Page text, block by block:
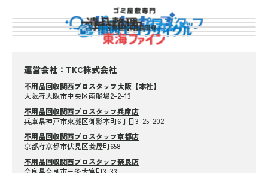
運営会社：TKC株式会社
不用品回収関西プロスタッフ大阪【本社】
大阪府大阪市中央区南船場2-2-13
不用品回収関西プロスタッフ兵庫店
兵庫県神戸市東灘区御影本町6丁目3-25-202
不用品回収関西プロスタッフ京都店
京都府京都市伏見区菱屋町658
不用品回収関西プロスタッフ奈良店
奈良県奈良市三条大宮町3-33